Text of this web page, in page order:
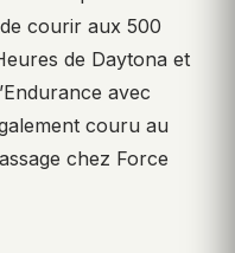
courir aux 500
de Daytona et
avec
couru au
chez Force